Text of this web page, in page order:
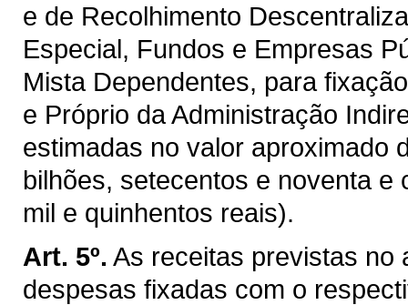
e de Recolhimento
Especial, Fundos e Empresas
Mista Dependentes, para
e Próprio da Administração
estimadas no valor aproximado
bilhões, setecentos e noventa
mil e quinhentos reais).
Art. 5º. As receitas previstas no
despesas fixadas com o